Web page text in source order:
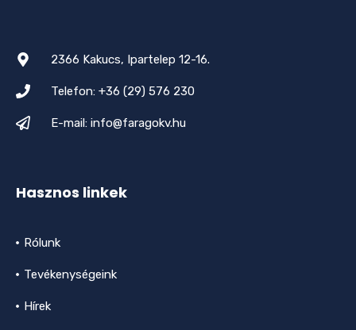
2366 Kakucs, Ipartelep 12-16.
Telefon: +36 (29) 576 230
E-mail: info@faragokv.hu
Hasznos linkek
Rólunk
Tevékenységeink
Hírek